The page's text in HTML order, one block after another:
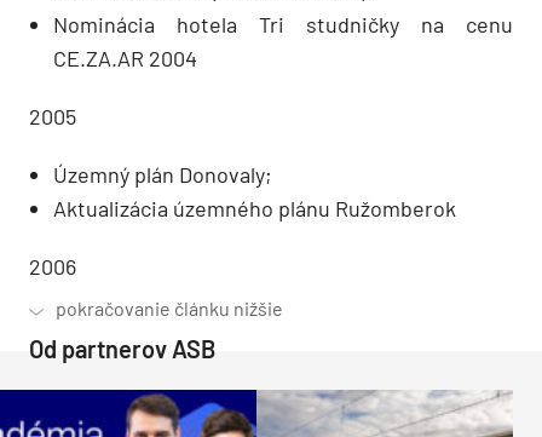
Nominácia hotela Tri studničky na cenu
CE.ZA.AR 2004
2005
Územný plán Donovaly;
Aktualizácia územného plánu Ružomberok
2006
Od partnerov ASB